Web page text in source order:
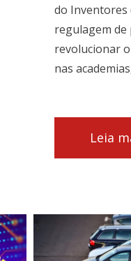
do Inventores
regulagem
revolucionar
nas
Leia